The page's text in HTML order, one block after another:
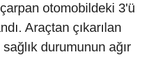
otomobildeki 3'ü
Araçtan çıkarılan
durumunun ağır